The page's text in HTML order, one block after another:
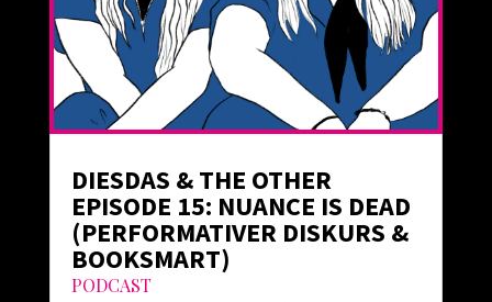
DIESDAS & THE OTHER
EPISODE 15: NUANCE IS DEAD
(PERFORMATIVER DISKURS &
BOOKSMART)
PODCAST